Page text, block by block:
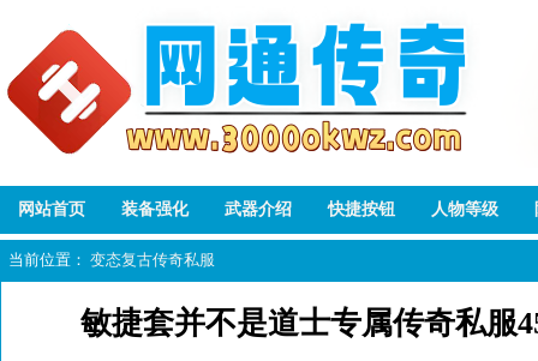
网站首页 装备强化 武器介绍 快捷按钮 人物等级
当前位置： 变态复古传奇私服
敏捷套并不是道士专属传奇私服